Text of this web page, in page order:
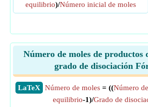
equilibrio)/Número inicial de moles
Número de moles de productos
grado de disociación
​LaTeX Número de moles = ((Número
equilibrio-1)/Grado de